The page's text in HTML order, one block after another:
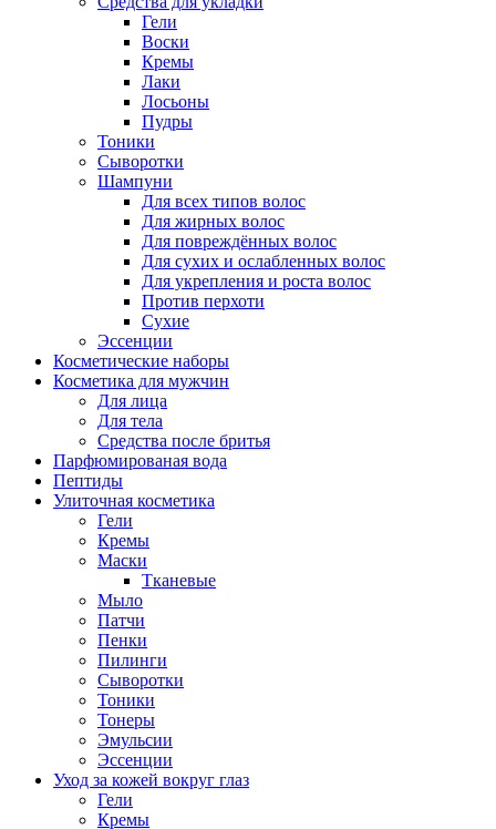
Гели
Воски
Кремы
Лаки
Лосьоны
Пудры
Тоники
Сыворотки
Шампуни
Для всех типов волос
Для жирных волос
Для повреждённых волос
Для сухих и ослабленных волос
Для укрепления и роста волос
Против перхоти
Сухие
Эссенции
Косметические наборы
Косметика для мужчин
Для лица
Для тела
Средства после бритья
Парфюмированая вода
Пептиды
Улиточная косметика
Гели
Кремы
Маски
Тканевые
Мыло
Патчи
Пенки
Пилинги
Сыворотки
Тоники
Тонеры
Эмульсии
Эссенции
Уход за кожей вокруг глаз
Гели
Кремы